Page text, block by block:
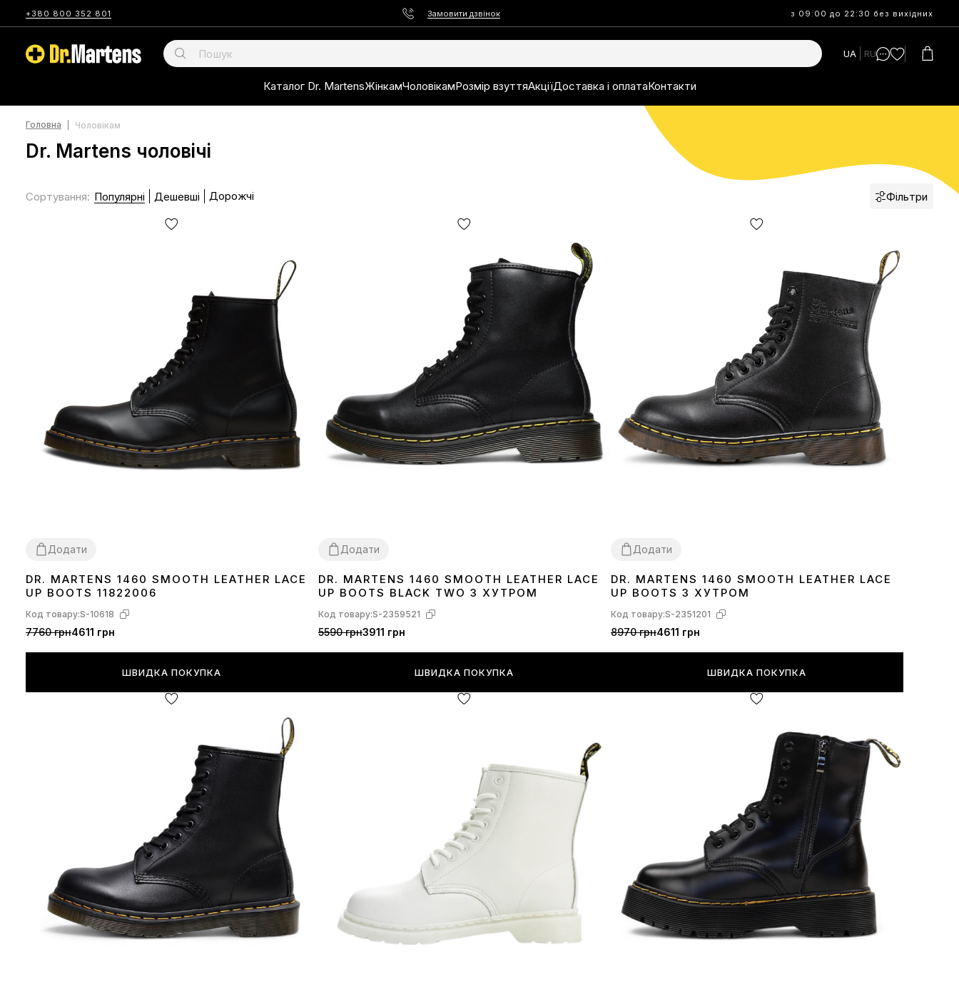
+380 800 352 801 Замовити дзвінок з 09:00 до 22:30 без вихідних
UA RU
Каталог Dr. MartensЖінкамЧоловікамРозмір взуттяАкціїДоставка і оплатаКонтакти
Головна Чоловікам
Dr. Martens чоловічі
Сортування: Популярні Дешевші Дорожчі Фільтри
Додати
36 373840 424344 45
DR. MARTENS 1460 SMOOTH LEATHER LACE
UP BOOTS 11822006
Код товару:S-10618
7760 грн4611 грн
ШВИДКА ПОКУПКА
Додати
36 373839 404142 43 444546
DR. MARTENS 1460 SMOOTH LEATHER LACE
UP BOOTS BLACK TWO З ХУТРОМ
Код товару:S-2359521
5590 грн3911 грн
ШВИДКА ПОКУПКА
Додати
36 373839 404142 43 44
DR. MARTENS 1460 SMOOTH LEATHER LACE
UP BOOTS З ХУТРОМ
Код товару:S-2351201
8970 грн4611 грн
ШВИДКА ПОКУПКА